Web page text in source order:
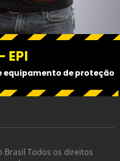
EPI
equipamento de proteção
Brasil Todos os direitos